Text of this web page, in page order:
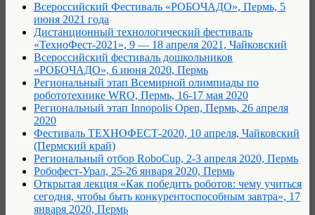
Всероссийский Фестиваль «РОБОЧАДО», Пермь, 5
июня 2021 года
Дистанционный технологический фестиваль
«ТехноФест-2021», 9 — 18 апреля 2021, Чайковский
Всероссийский фестиваль дошкольников
«РОБОЧАДО», 6 июня 2020, Пермь
Региональный этап Всемирной олимпиады по
робототехнике WRO, Пермь, 16-17 мая 2020
Региональный этап Innopolis Open, Пермь, 26 апреля
2020
Фестиваль ТЕХНОФЕСТ-2020, 10 апреля, Чайковский
(Пермский край)
Региональный отбор RoboCup, 2-3 апреля 2020, Пермь
Робофест-Урал, 25-26 января 2020, Пермь
Открытая лекция «Как победить роботов: чему учиться
сегодня, чтобы быть конкурентоспособным завтра», 17
января 2020, Пермь